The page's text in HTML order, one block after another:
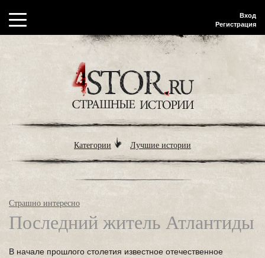
Вход
Регистрация
Категории Лучшие истории
Страшно интересно
Последний житель Атлантиды
В начале прошлого столетия известное отечественное